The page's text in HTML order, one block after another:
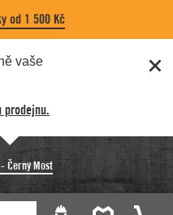
od 1 500 Kč
vaše
prodejnu.
Černý Most